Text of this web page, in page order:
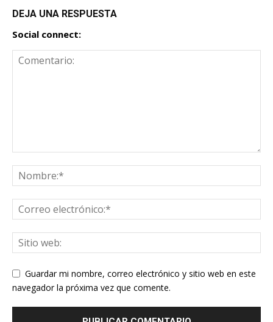
DEJA UNA RESPUESTA
Social connect:
Guardar mi nombre, correo electrónico y sitio web en este
navegador la próxima vez que comente.